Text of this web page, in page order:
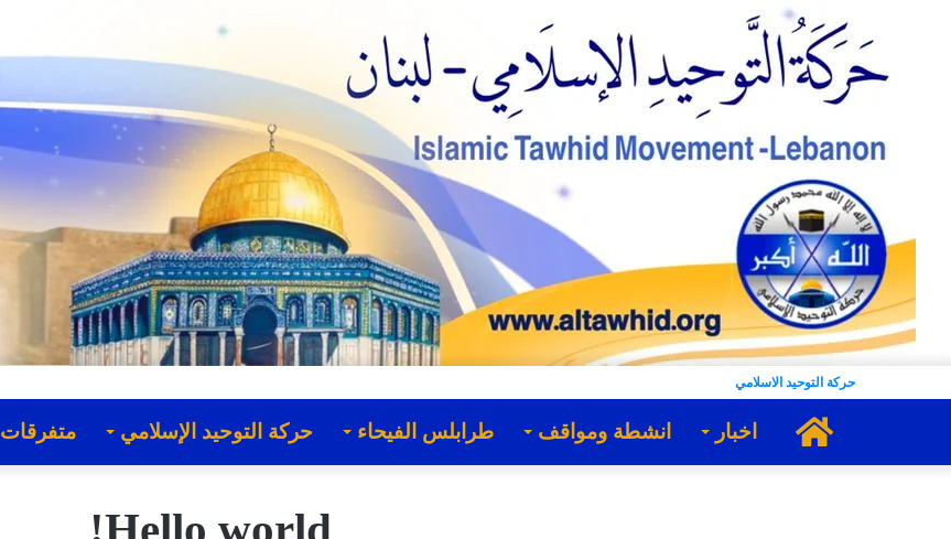
حركة التوحيد الاسلامي
الرئيسية
اخبار انشطة ومواقف طرابلس الفيحاء حركة التوحيد الإسلامي متفرقات